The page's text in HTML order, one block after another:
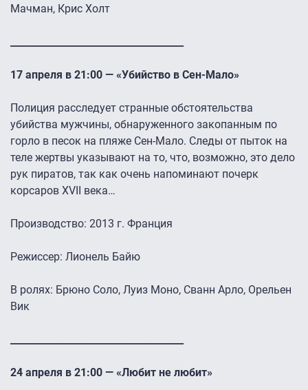
Мачман, Крис Холт
17 апреля в 21:00 — «Убийство в Сен-Мало»
Полиция расследует странные обстоятельства
убийства мужчины, обнаруженного закопанным по
горло в песок на пляже Сен-Мало. Следы от пыток на
теле жертвы указывают на то, что, возможно, это дело
рук пиратов, так как очень напоминают почерк
корсаров XVII века…
Производство: 2013 г. Франция
Режиссер: Лионель Байю
В ролях: Брюно Соло, Луиз Моно, Сванн Арло, Орельен
Вик
24 апреля в 21:00 — «Любит не любит»